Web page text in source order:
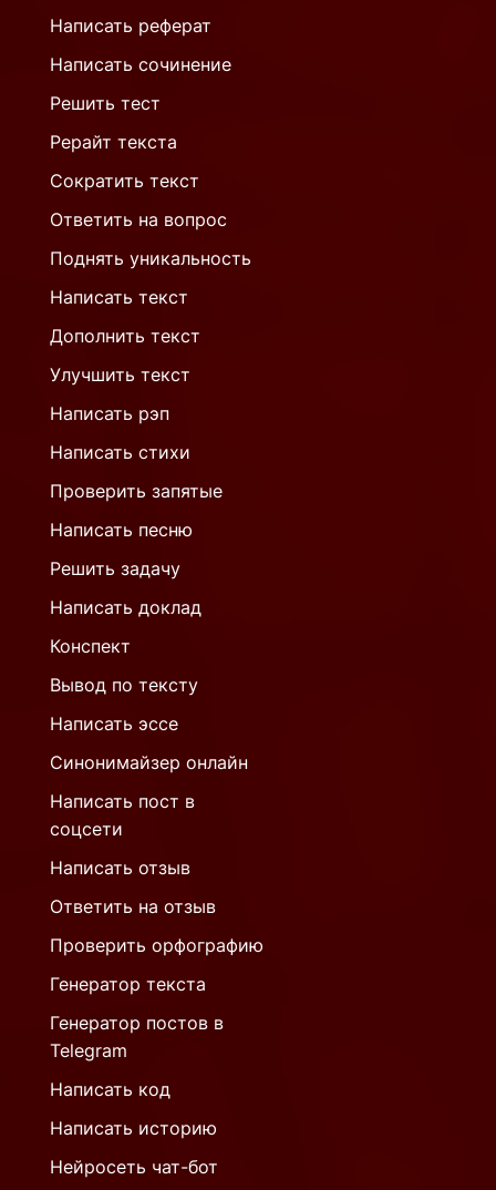
Написать реферат
Написать сочинение
Решить тест
Рерайт текста
Сократить текст
Ответить на вопрос
Поднять уникальность
Написать текст
Дополнить текст
Улучшить текст
Написать рэп
Написать стихи
Проверить запятые
Написать песню
Решить задачу
Написать доклад
Конспект
Вывод по тексту
Написать эссе
Синонимайзер онлайн
Написать пост в
соцсети
Написать отзыв
Ответить на отзыв
Проверить орфографию
Генератор текста
Генератор постов в
Telegram
Написать код
Написать историю
Нейросеть чат-бот